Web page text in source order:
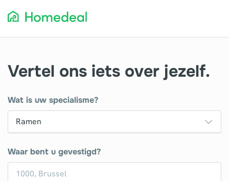
Vertel ons iets over jezelf.
Wat is uw specialisme?
Waar bent u gevestigd?